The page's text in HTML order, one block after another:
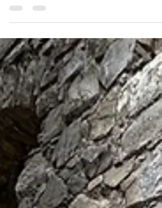
norvegesi cambiano volto: prati e alberi bianchi,
nascosti all’occhio umano.